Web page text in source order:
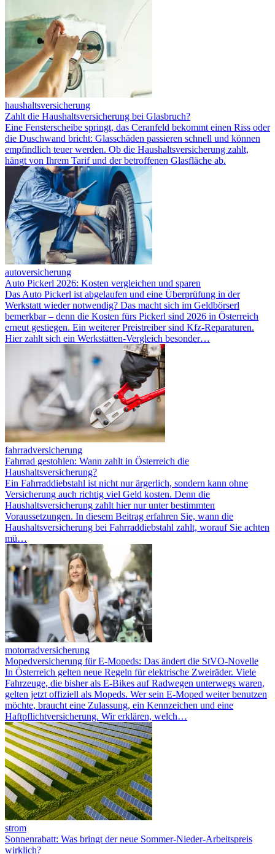
haushaltsversicherung
Zahlt die Haushaltsversicherung bei Glasbruch?
Eine Fensterscheibe springt, das Ceranfeld bekommt einen Riss oder
die Duschwand bricht: Glasschäden passieren schnell und können
empfindlich teuer werden. Ob die Haushaltsversicherung zahlt,
hängt von Ihrem Tarif und der betroffenen Glasfläche ab.
autoversicherung
Auto Pickerl 2026: Kosten vergleichen und sparen
Das Auto Pickerl ist abgelaufen und eine Überprüfung in der
Werkstatt wieder notwendig? Das macht sich im Geldbörserl
bemerkbar – denn die Kosten fürs Pickerl sind 2026 in Österreich
erneut gestiegen. Ein weiterer Preistreiber sind Kfz-Reparaturen.
Hier zahlt sich ein Werkstätten-Vergleich besonder…
fahrradversicherung
Fahrrad gestohlen: Wann zahlt in Österreich die
Haushaltsversicherung?
Ein Fahrraddiebstahl ist nicht nur ärgerlich, sondern kann ohne
Versicherung auch richtig viel Geld kosten. Denn die
Haushaltsversicherung zahlt hier nur unter bestimmten
Voraussetzungen. In diesem Beitrag erfahren Sie, wann die
Haushaltsversicherung bei Fahrraddiebstahl zahlt, worauf Sie achten
mü…
motorradversicherung
Mopedversicherung für E-Mopeds: Das ändert die StVO-Novelle
In Österreich gelten neue Regeln für elektrische Zweiräder. Viele
Fahrzeuge, die bisher als E-Bikes auf Radwegen unterwegs waren,
gelten jetzt offiziell als Mopeds. Wer sein E-Moped weiter benutzen
möchte, braucht eine Zulassung, ein Kennzeichen und eine
Haftpflichtversicherung. Wir erklären, welch…
strom
Sonnenrabatt: Was bringt der neue Sommer-Nieder-Arbeitspreis
wirklich?